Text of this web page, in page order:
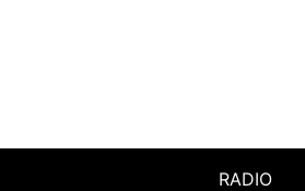
RADIO